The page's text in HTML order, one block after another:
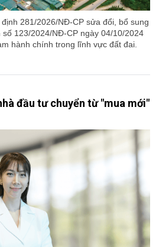
281/2026/NĐ-CP sửa đổi, bổ sung
số 123/2024/NĐ-CP ngày 04/10/2024
hành chính trong lĩnh vực đất đai.
đầu tư chuyển từ "mua mới"